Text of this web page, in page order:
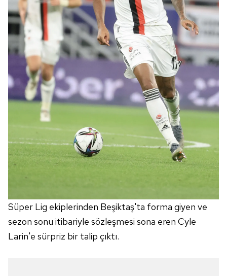
Süper Lig ekiplerinden Beşiktaş'ta forma giyen ve
sezon sonu itibariyle sözleşmesi sona eren Cyle
Larin'e sürpriz bir talip çıktı.